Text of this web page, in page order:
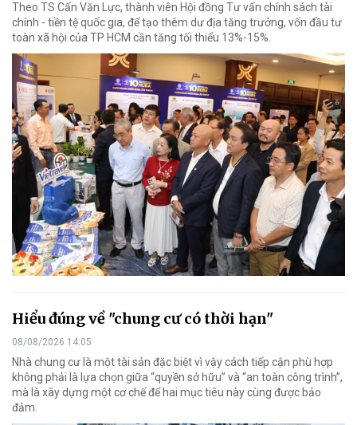
Theo TS Cấn Văn Lực, thành viên Hội đồng Tư vấn chính sách tài
chính - tiền tệ quốc gia, để tạo thêm dư địa tăng trưởng, vốn đầu tư
toàn xã hội của TP HCM cần tăng tối thiểu 13%-15%.
Hiểu đúng về "chung cư có thời hạn"
08/08/2026 14:05
Nhà chung cư là một tài sản đặc biệt vì vậy cách tiếp cận phù hợp
không phải là lựa chọn giữa “quyền sở hữu” và “an toàn công trình”,
mà là xây dựng một cơ chế để hai mục tiêu này cùng được bảo
đảm.